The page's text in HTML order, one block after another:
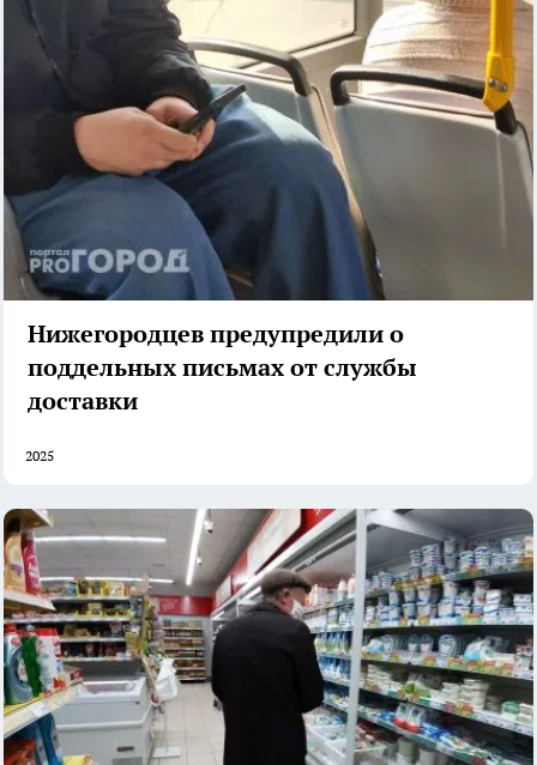
Нижегородцев предупредили о
поддельных письмах от службы
доставки
2025